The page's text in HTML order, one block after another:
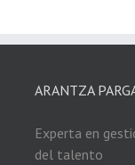
ARANTZA
Experta en
del talento